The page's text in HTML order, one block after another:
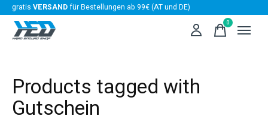
gratis VERSANDfür Bestellungen ab 99€ (AT und DE)
0items
Products tagged with
Gutschein